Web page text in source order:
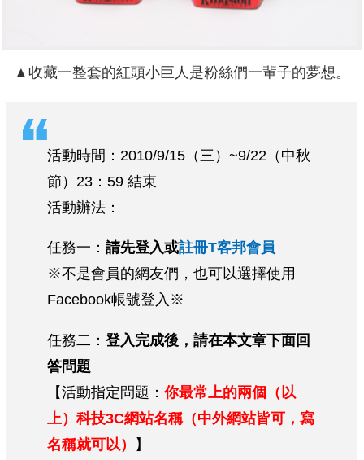
▲收藏一整套的紅頭小巨人是粉絲們一輩子的夢想。
活動時間：2010/9/15（三）~9/22（中秋
節）23：59 結束
活動辦法：
任務一： 請先登入或註冊T客邦會員
※不是會員的網友們，也可以選擇使用
Facebook帳號登入※
任務二： 登入完成後，請在本文章下面回
答問題
【活動指定問題：你最常上的兩個（以
上）科技3C網站名稱（中外網站皆可，寫
名稱就可以）
】